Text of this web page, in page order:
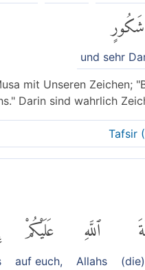
شَكُورٍ
und sehr
mit Unseren Zeichen;
Darin sind wahrlich
Tafsir
ٱللَّهِ
Allahs
عَلَيْكُمْ
auf euch,